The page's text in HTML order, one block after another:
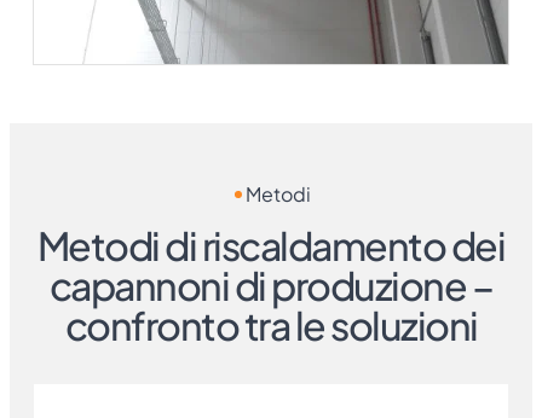
Metodi
Metodi di riscaldamento dei
capannoni di produzione –
confronto tra le soluzioni